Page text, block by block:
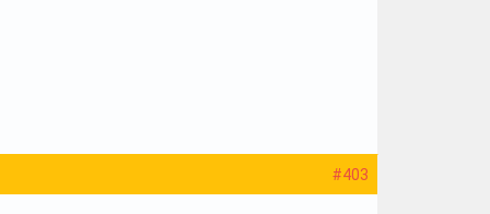
#403